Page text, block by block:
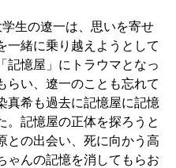
の遼一は、思いを寄せ
一緒に乗り越えようとして
記憶屋」にトラウマとなっ
らい、遼一のことも忘れて
真希も過去に記憶屋に記憶
。記憶屋の正体を探ろうと
との出会い、死に向かう高
ゃんの記憶を消してもらお